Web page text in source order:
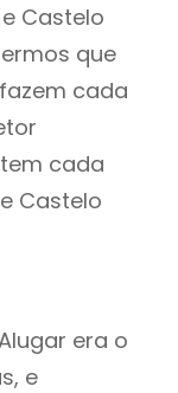
Castelo
que
cada
cada
Castelo
era o
e